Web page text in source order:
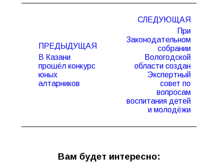
ПРЕДЫДУЩАЯ
Предыдущая
запись:
В Казани
прошёл конкурс
юных
алтарников
СЛЕДУЮЩАЯ
Следующая
запись:
При
Законодательном
собрании
Вологодской
области создан
Экспертный
совет по
вопросам
воспитания детей
и молодёжи
Вам будет интересно: